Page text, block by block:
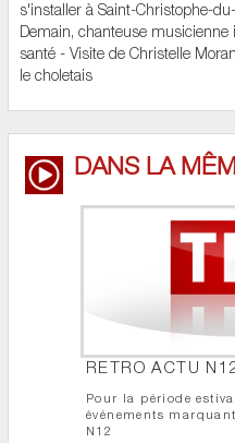
s'installer à Saint-Christophe-
Demain, chanteuse
santé - Visite de Christelle
le choletais
DANS LA
RETRO ACTU
Pour la période
événements
N12